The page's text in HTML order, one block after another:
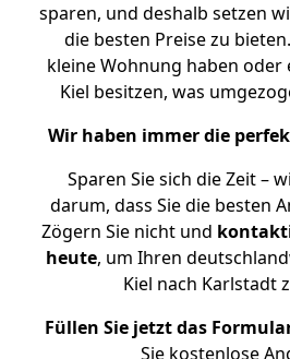
sparen, und deshalb setzen
die besten Preise zu
kleine Wohnung haben oder
Kiel besitzen, was
Wir haben immer die
Sparen Sie sich die Zeit –
darum, dass Sie die besten
Zögern Sie nicht und
heute, um Ihren
Kiel nach Karlstadt
Füllen Sie jetzt das
Sie kostenlose